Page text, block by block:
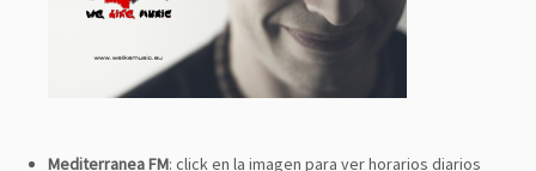
Mediterranea FM: click en la imagen para ver horarios diarios